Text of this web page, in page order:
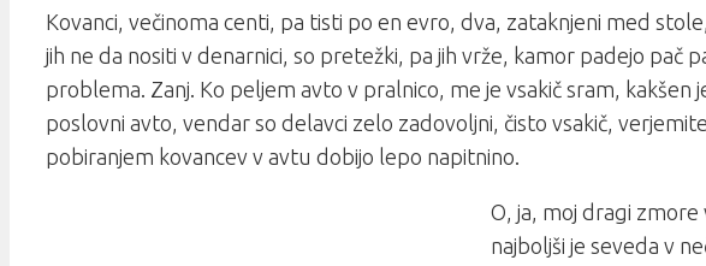
Kovanci, večinoma centi, pa tisti po en evro, dva, zataknjeni med
jih ne da nositi v denarnici, so pretežki, pa jih vrže, kamor padejo pač
problema. Zanj. Ko peljem avto v pralnico, me je vsakič sram, kakšen
poslovni avto, vendar so delavci zelo zadovoljni, čisto vsakič,
pobiranjem kovancev v avtu dobijo lepo napitnino.
O, ja, moj dragi zmore
najboljši je seveda v